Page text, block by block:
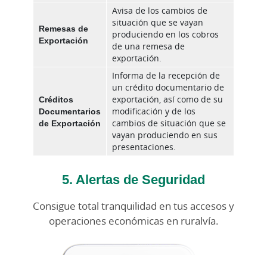
Remesas de
Exportación
Avisa de los cambios de
situación que se vayan
produciendo en los cobros
de una remesa de
exportación.
Créditos
Documentarios
de Exportación
Informa de la recepción de
un crédito documentario de
exportación, así como de su
modificación y de los
cambios de situación que se
vayan produciendo en sus
presentaciones.
5. Alertas de Seguridad
Consigue total tranquilidad en tus accesos y
operaciones económicas en ruralvía.